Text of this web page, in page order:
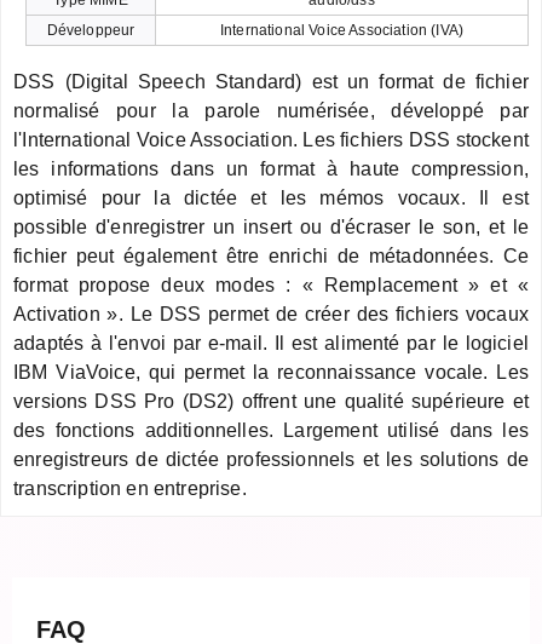
Développeur
International Voice Association (IVA)
DSS (Digital Speech Standard) est un format de fichier
normalisé pour la parole numérisée, développé par
l'International Voice Association. Les fichiers DSS stockent
les informations dans un format à haute compression,
optimisé pour la dictée et les mémos vocaux. Il est
possible d'enregistrer un insert ou d'écraser le son, et le
fichier peut également être enrichi de métadonnées. Ce
format propose deux modes : « Remplacement » et «
Activation ». Le DSS permet de créer des fichiers vocaux
adaptés à l'envoi par e-mail. Il est alimenté par le logiciel
IBM ViaVoice, qui permet la reconnaissance vocale. Les
versions DSS Pro (DS2) offrent une qualité supérieure et
des fonctions additionnelles. Largement utilisé dans les
enregistreurs de dictée professionnels et les solutions de
transcription en entreprise.
FAQ